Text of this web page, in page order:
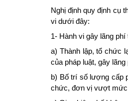
Nghị định quy định cụ
vi dưới đây:
1- Hành vi gây lãng
a) Thành lập, tổ chức
của pháp luật, gây lãng
b) Bố trí số lượng cấp
chức, đơn vị vượt mức